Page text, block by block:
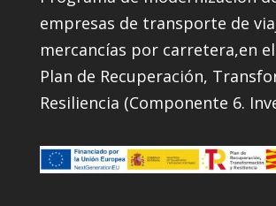
empresas de transporte de
mercancías por carretera,en
Plan de Recuperación,
Resiliencia (Componente 6.